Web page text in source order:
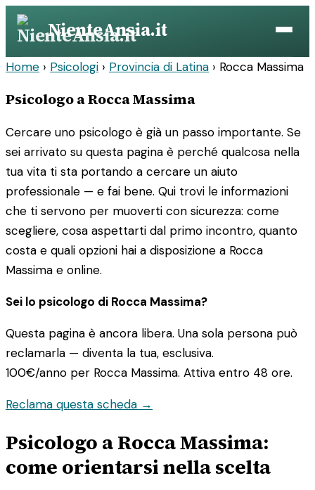
Vai
contenuto
NienteAnsia.it
Home › Psicologi › Provincia di Latina › Rocca Massima
Psicologo a Rocca Massima
Cercare uno psicologo è già un passo importante. Se
sei arrivato su questa pagina è perché qualcosa nella
tua vita ti sta portando a cercare un aiuto
professionale — e fai bene. Qui trovi le informazioni
che ti servono per muoverti con sicurezza: come
scegliere, cosa aspettarti dal primo incontro, quanto
costa e quali opzioni hai a disposizione a Rocca
Massima e online.
Sei lo psicologo di Rocca Massima?
Questa pagina è ancora libera. Una sola persona può
reclamarla — diventa la tua, esclusiva.
100€/anno per Rocca Massima. Attiva entro 48 ore.
Reclama questa scheda →
Psicologo a Rocca Massima:
come orientarsi nella scelta